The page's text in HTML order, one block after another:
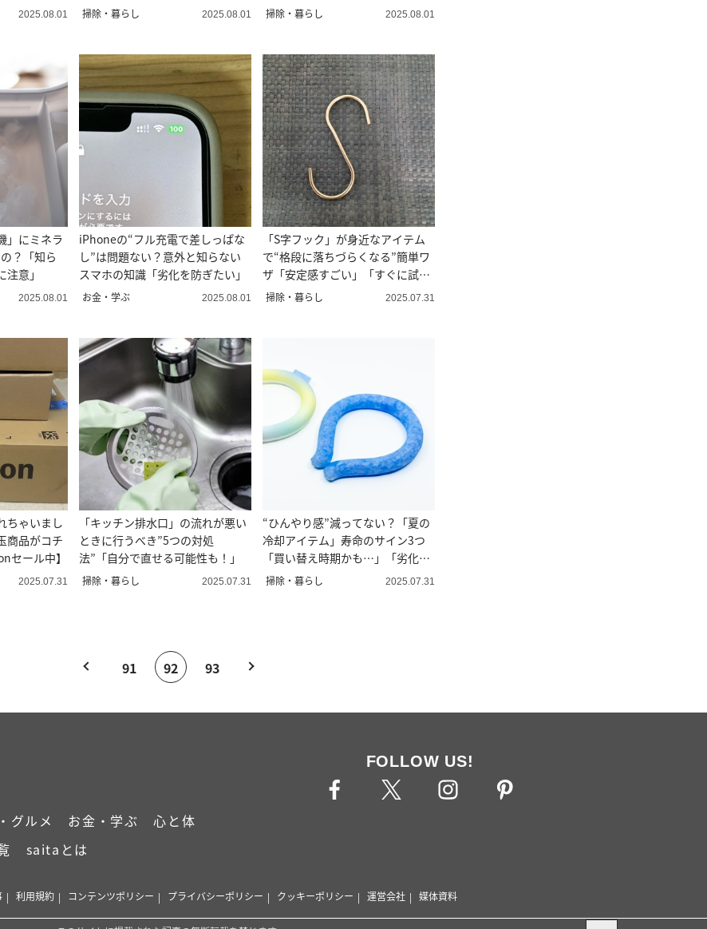
2025.08.01 掃除・暮らし 2025.08.01 掃除・暮らし 2025.08.01
」にミネラ
？「知ら
意」
2025.08.01
iPhoneの“フル充電で差しっぱな
し”は問題ない？意外と知らない
スマホの知識「劣化を防ぎたい」
お金・学ぶ 2025.08.01
「S字フック」が身近なアイテム
で“格段に落ちづらくなる”簡単ワ
ザ「安定感すごい」「すぐに試し
たい」
掃除・暮らし 2025.07.31
ちゃいまし
商品がコチ
セール中】
2025.07.31
「キッチン排水口」の流れが悪い
ときに行うべき”5つの対処
法”「自分で直せる可能性も！」
掃除・暮らし 2025.07.31
“ひんやり感”減ってない？「夏の
冷却アイテム」寿命のサイン3つ
「買い替え時期かも…」「劣化の
サイン」
掃除・暮らし 2025.07.31
91 92 93
グルメ お金・学ぶ
心と体
saitaとは
FOLLOW US!
利用規約 コンテンツポリシー プライバシーポリシー クッキーポリシー 運営会社 媒体資料